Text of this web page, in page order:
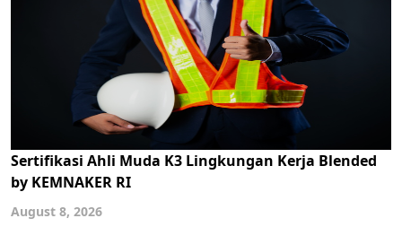
Sertifikasi Ahli Muda K3 Lingkungan Kerja Blended
by KEMNAKER RI
August 8, 2026